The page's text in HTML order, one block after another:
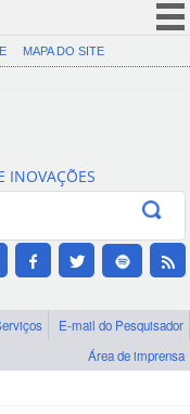
(COVID-19)
Canais
MAPA DO SITE
INOVAÇÕES
E-mail do Pesquisador
Área de imprensa